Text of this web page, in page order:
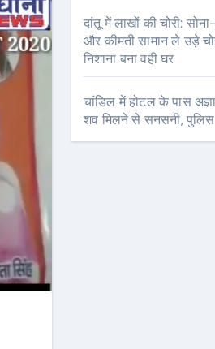
दांतू में लाखों की चोरी:
और कीमती सामान ले उड़े
निशाना बना वही घर
चांडिल में होटल के पास
शव मिलने से सनसनी,